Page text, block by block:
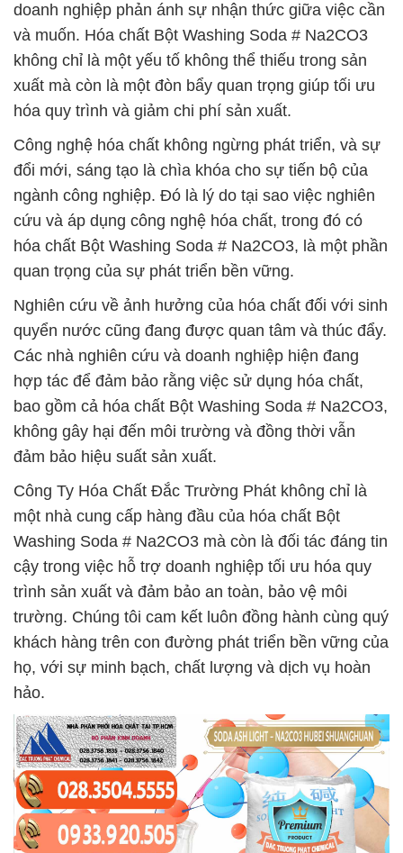
doanh nghiệp phản ánh sự nhận thức giữa việc cần
và muốn. Hóa chất Bột Washing Soda # Na2CO3
không chỉ là một yếu tố không thể thiếu trong sản
xuất mà còn là một đòn bẩy quan trọng giúp tối ưu
hóa quy trình và giảm chi phí sản xuất.
Công nghệ hóa chất không ngừng phát triển, và sự
đổi mới, sáng tạo là chìa khóa cho sự tiến bộ của
ngành công nghiệp. Đó là lý do tại sao việc nghiên
cứu và áp dụng công nghệ hóa chất, trong đó có
hóa chất Bột Washing Soda # Na2CO3, là một phần
quan trọng của sự phát triển bền vững.
Nghiên cứu về ảnh hưởng của hóa chất đối với sinh
quyển nước cũng đang được quan tâm và thúc đẩy.
Các nhà nghiên cứu và doanh nghiệp hiện đang
hợp tác để đảm bảo rằng việc sử dụng hóa chất,
bao gồm cả hóa chất Bột Washing Soda # Na2CO3,
không gây hại đến môi trường và đồng thời vẫn
đảm bảo hiệu suất sản xuất.
Công Ty Hóa Chất Đắc Trường Phát không chỉ là
một nhà cung cấp hàng đầu của hóa chất Bột
Washing Soda # Na2CO3 mà còn là đối tác đáng tin
cậy trong việc hỗ trợ doanh nghiệp tối ưu hóa quy
trình sản xuất và đảm bảo an toàn, bảo vệ môi
trường. Chúng tôi cam kết luôn đồng hành cùng quý
khách hàng trên con đường phát triển bền vững của
họ, với sự minh bạch, chất lượng và dịch vụ hoàn
hảo.